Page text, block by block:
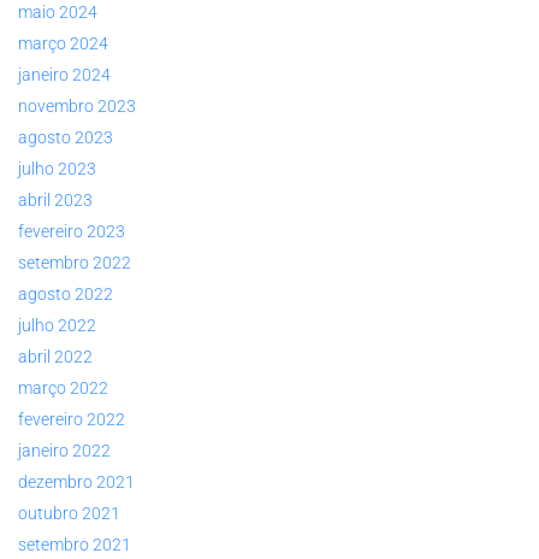
maio 2024
março 2024
janeiro 2024
novembro 2023
agosto 2023
julho 2023
abril 2023
fevereiro 2023
setembro 2022
agosto 2022
julho 2022
abril 2022
março 2022
fevereiro 2022
janeiro 2022
dezembro 2021
outubro 2021
setembro 2021